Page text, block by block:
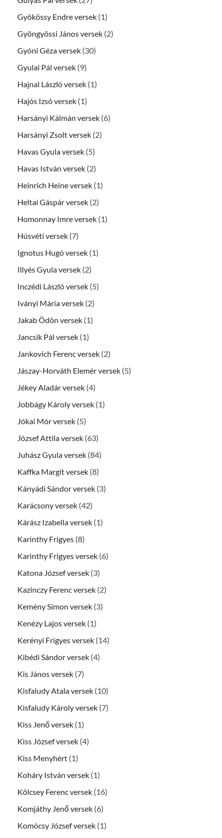
Gyökössy Endre versek (1)
Gyöngyössi János versek (2)
Gyóni Géza versek (30)
Gyulai Pál versek (9)
Hajnal László versek (1)
Hajós Izsó versek (1)
Harsányi Kálmán versek (6)
Harsányi Zsolt versek (2)
Havas Gyula versek (5)
Havas István versek (2)
Heinrich Heine versek (1)
Heltai Gáspár versek (2)
Homonnay Imre versek (1)
Húsvéti versek (7)
Ignotus Hugó versek (1)
Illyés Gyula versek (2)
Inczédi László versek (5)
Iványi Mária versek (2)
Jakab Ödön versek (1)
Jancsik Pál versek (1)
Jankovich Ferenc versek (2)
Jászay-Horváth Elemér versek (5)
Jékey Aladár versek (4)
Jobbágy Károly versek (1)
Jókai Mór versek (5)
József Attila versek (63)
Juhász Gyula versek (84)
Kaffka Margit versek (8)
Kányádi Sándor versek (3)
Karácsony versek (42)
Kárász Izabella versek (1)
Karinthy Frigyes (8)
Karinthy Frigyes versek (6)
Katona József versek (3)
Kazinczy Ferenc versek (2)
Kemény Simon versek (3)
Kenézy Lajos versek (1)
Kerényi Frigyes versek (14)
Kibédi Sándor versek (4)
Kis János versek (7)
Kisfaludy Atala versek (10)
Kisfaludy Károly versek (7)
Kiss Jenő versek (1)
Kiss József versek (4)
Kiss Menyhért (1)
Koháry István versek (1)
Kölcsey Ferenc versek (16)
Komjáthy Jenő versek (6)
Komócsy József versek (1)